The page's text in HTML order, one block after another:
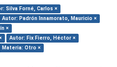
Silva Forné, Carlos ×
Autor: Padrón Innamorato, Mauricio ×
×
Autor: Fix Fierro, Héctor ×
Materia: Otro ×